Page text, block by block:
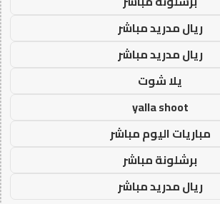
ريال مدريد مباشر
ريال مدريد مباشر
يلا شوت
yalla shoot
مباريات اليوم مباشر
برشلونة مباشر
ريال مدريد مباشر